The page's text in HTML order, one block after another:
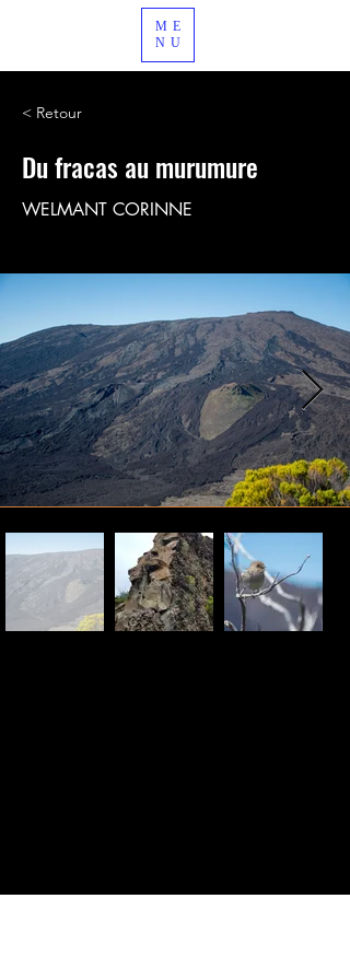
ME
NU
< Retour
Du fracas au murumure
WELMANT CORINNE